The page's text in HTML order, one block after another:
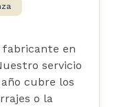
en
servicio
cubre los
o la